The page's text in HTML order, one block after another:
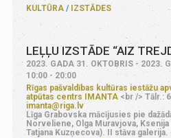
KULTŪRA
IZSTĀDES
LEĻĻU IZSTĀDE “AIZ
2023. GADA 31. OKTOBRIS - 2023.
10:00 - 20:00
Rīgas pašvaldības kultūras iestāžu
atpūtas centrs IMANTA <br /> Tālr.:
imanta@riga.lv
Līga Grabovska mācījusies pie
Norveliene, Olga Muravjova,
Tatjana Kuzņecova). II stāva galerija.